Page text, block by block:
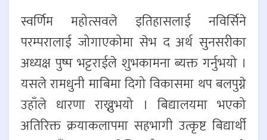
स्वर्णिम महोत्सवले इतिहासलाई नविर्सिने
परम्परालाई जोगाएकोमा सेभ द अर्थ सुनसरीका
अध्यक्ष पुष्प भट्टराईले शुभकामना ब्यक्त गर्नुभयो ।
यसले रामधुनी माबिमा दिगो विकासमा थप बलपुग्ने
उहाँले धारणा राख्नुभयो । बिद्यालयमा भएको
अतिरिक्त क्रयाकलापमा सहभागी उत्कृष्ट बिद्यार्थी